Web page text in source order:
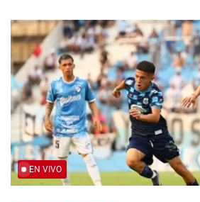
EN VIVO